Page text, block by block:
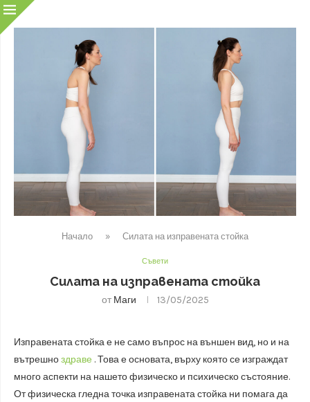
Начало » Силата на изправената стойка
Съвети
Силата на изправената стойка
от Маги 13/05/2025
Изправената стойка е не само въпрос на външен вид, но и на
вътрешноздраве . Това е основата, върху която се изграждат
много аспекти на нашето физическо и психическо състояние.
От физическа гледна точка изправената стойка ни помага да